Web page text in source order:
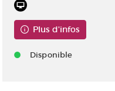
Plus d'infos
Disponible